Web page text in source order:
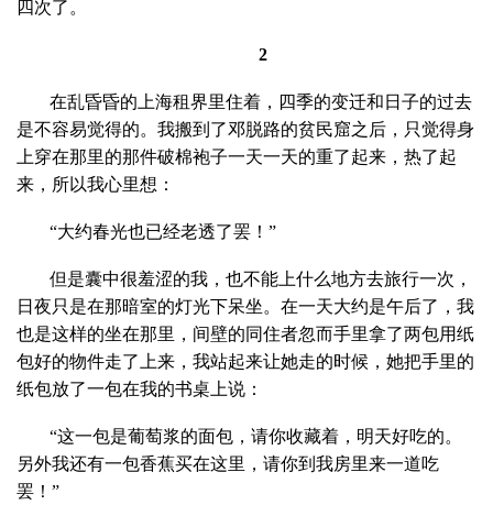
四次了。
2
在乱昏昏的上海租界里住着，四季的变迁和日子的过去
是不容易觉得的。我搬到了邓脱路的贫民窟之后，只觉得身
上穿在那里的那件破棉袍子一天一天的重了起来，热了起
来，所以我心里想：
“大约春光也已经老透了罢！”
但是囊中很羞涩的我，也不能上什么地方去旅行一次，
日夜只是在那暗室的灯光下呆坐。在一天大约是午后了，我
也是这样的坐在那里，间壁的同住者忽而手里拿了两包用纸
包好的物件走了上来，我站起来让她走的时候，她把手里的
纸包放了一包在我的书桌上说：
“这一包是葡萄浆的面包，请你收藏着，明天好吃的。
另外我还有一包香蕉买在这里，请你到我房里来一道吃
罢！”